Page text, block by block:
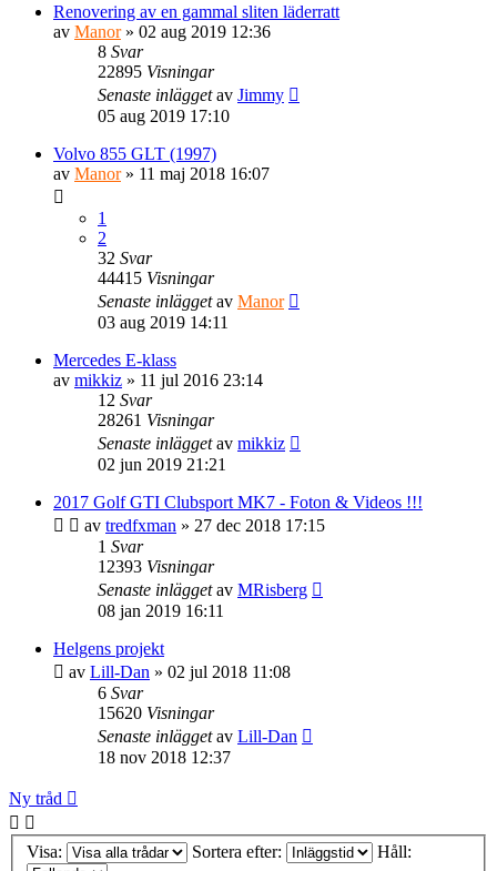
Renovering av en gammal sliten läderratt
av Manor» 02 aug 2019 12:36
8 Svar
22895 Visningar
Senaste inläggetav Jimmy
05 aug 2019 17:10
Volvo 855 GLT (1997)
av Manor» 11 maj 2018 16:07
1
2
32 Svar
44415 Visningar
Senaste inläggetav Manor
03 aug 2019 14:11
Mercedes E-klass
av mikkiz » 11 jul 2016 23:14
12 Svar
28261 Visningar
Senaste inläggetav mikkiz
02 jun 2019 21:21
2017 Golf GTI Clubsport MK7 - Foton & Videos !!!
av tredfxman » 27 dec 2018 17:15
1 Svar
12393 Visningar
Senaste inläggetav MRisberg
08 jan 2019 16:11
Helgens projekt
av Lill-Dan » 02 jul 2018 11:08
6 Svar
15620 Visningar
Senaste inläggetav Lill-Dan
18 nov 2018 12:37
Ny tråd
Visa: Sortera efter: Håll: